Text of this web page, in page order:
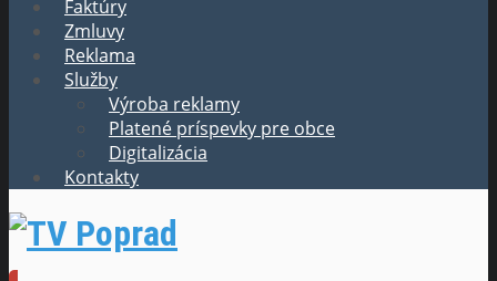
Faktúry
Zmluvy
Reklama
Služby
Výroba reklamy
Platené príspevky pre obce
Digitalizácia
Kontakty